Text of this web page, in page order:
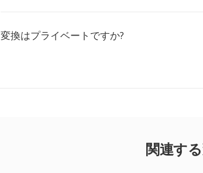
変換はプライベートですか?
関連す